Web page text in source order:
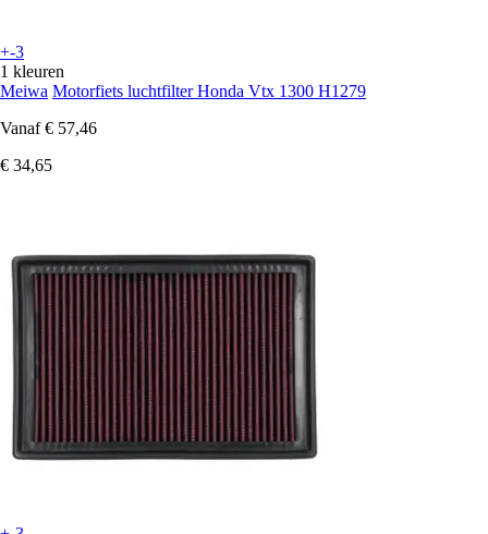
+-3
1 kleuren
Meiwa Motorfiets luchtfilter Honda Vtx 1300 H1279
Vanaf € 57,46
€ 34,65